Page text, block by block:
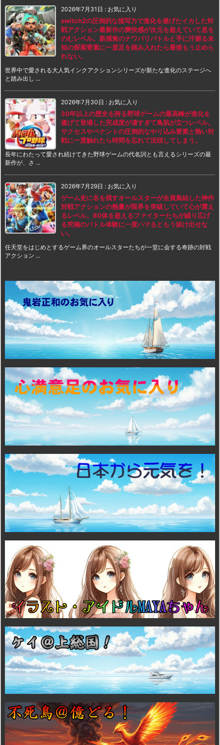
2026年7月31日 : お気に入り
switch2の圧倒的な描写力で進化を遂げたイカした対
戦アクション最新作の爽快感が次元を超えていて息を
のむレベル。新感覚のナワバリバトルと手に汗握る未
知の探索要素に一度足を踏み入れたら最後もう止めら
れない。
世界中で愛される大人気インクアクションシリーズが新たな進化のステージへ
と踏み出し ...
2026年7月30日 : お気に入り
30年以上の歴史を誇る野球ゲームの最高峰が進化を
遂げて登場した完成度が凄すぎて鳥肌が立つレベル。
サクセスやペナントの圧倒的なやり込み要素と熱い対
戦に一度触れたら時間を忘れて没頭してしまう。
長年にわたって愛され続けてきた野球ゲームの代名詞とも言えるシリーズの最
新作が、さ ...
2026年7月29日 : お気に入り
ゲーム史に名を残すオールスターが全員集結した神作
対戦アクションの熱量が限界を突破していて心が震え
るレベル。80体を超えるファイターたちが繰り広げ
る究極のバトル体験に一度ハマるともう抜け出せな
い。
任天堂をはじめとするゲーム界のオールスターたちが一堂に会する奇跡の対戦
アクション ...